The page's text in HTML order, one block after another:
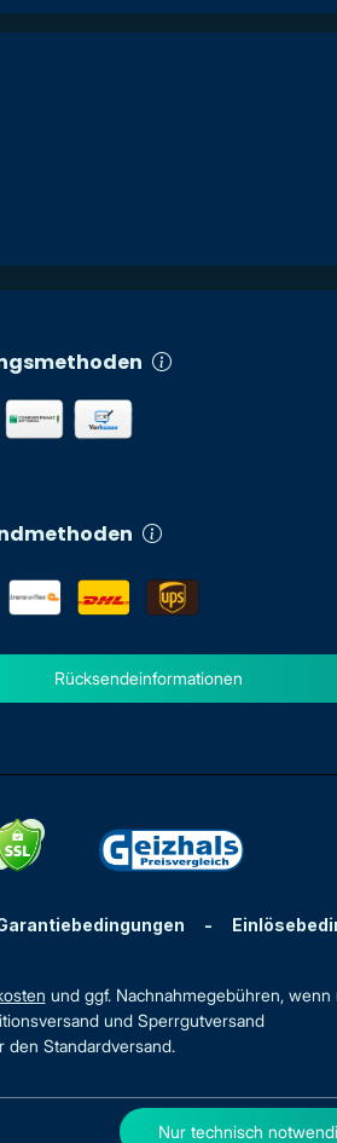
Rücksendeinformationen
-
und ggf. Nachnahmegebühren,
und Sperrgutversand
den Standardversand.
Nur technisch